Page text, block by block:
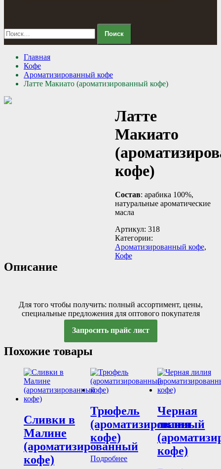
Найти:
Главная
Кофе
Ароматизированный кофе
Латте Макиато (ароматизированный кофе)
Латте
Макиато
кофе)
Состав: арабика 100%,
натуральные ароматические
масла
Артикул: 318
Категории:
Ароматизированный кофе,
Кофе
Описание
Для того чтобы получить: полный ассортимент, цены,
специальные предложения для оптового покупателя
Запросить прайс лист
Похожие товары
Сливки в
Малине
(ароматизированный
кофе)
Трюфель
(ароматизированный
кофе)
Подробнее
Черная
лилия
кофе)